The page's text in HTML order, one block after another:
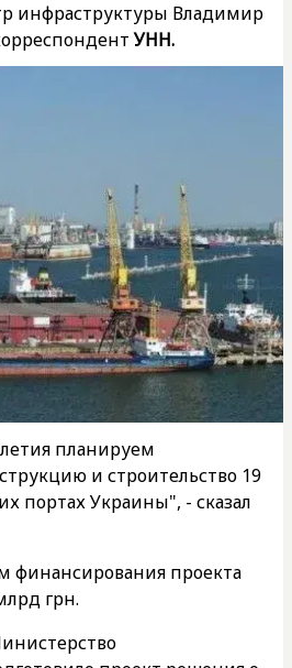
инфраструктуры Владимир
УНН.
планируем
и строительство 19
портах Украины", - сказал
финансирования проекта
грн.